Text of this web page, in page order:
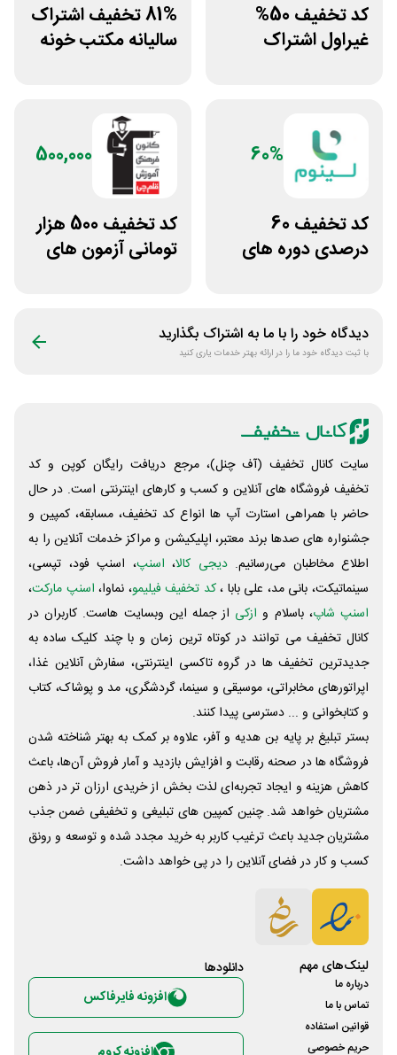
کد تخفیف 50%
غیراول اشتراک
81% تخفیف اشتراک
سالیانه مکتب خونه
60%
کد تخفیف 60
درصدی دوره های
500,000
کد تخفیف 500 هزار
تومانی آزمون های
دیدگاه خود را با ما به اشتراک بگذارید
با ثبت دیدگاه خود ما را در ارائه بهتر خدمات یاری کنید
سایت کانال تخفیف (آف چنل)، مرجع دریافت رایگان کوپن و کد
تخفیف فروشگاه های آنلاین و کسب و‌ کارهای اینترنتی است. در حال
حاضر با همراهی استارت آپ ها انواع کد تخفیف، مسابقه، کمپین و
جشنواره های صدها برند معتبر، اپلیکیشن و مراکز خدمات آنلاین را به
اطلاع مخاطبان می‌رسانیم. دیجی کالا، اسنپ، اسنپ فود، تپسی،
سینماتیکت، بانی مد، علی‌ بابا ،کد تخفیف فیلیمو، نماوا، اسنپ مارکت،
اسنپ شاپ، باسلام و ازکی از جمله این وبسایت ‌هاست. کاربران در
کانال تخفیف می توانند در کوتاه ترین زمان و با چند کلیک ساده به
جدیدترین تخفیف ها در گروه تاکسی اینترنتی، سفارش آنلاین غذا،
اپراتورهای مخابراتی، موسیقی و سینما، گردشگری، مد و پوشاک، کتاب
و کتابخوانی و ... دسترسی پیدا کنند.
بستر تبلیغ بر پایه بن هدیه و آفر، علاوه بر کمک به بهتر شناخته شدن
فروشگاه ها در صحنه رقابت و افزایش بازدید و آمار فروش آن‌ها، باعث
کاهش هزینه و ایجاد تجربه‌ای لذت بخش از خریدی ارزان تر در ذهن
مشتریان خواهد شد. چنین کمپین های تبلیغی و تخفیفی ضمن جذب
مشتریان جدید باعث ترغیب کاربر به خرید مجدد شده و توسعه و رونق
کسب و کار در فضای آنلاین را در پی خواهد داشت.
لینک‌های مهم
درباره ما
تماس با ما
قوانین استفاده
حریم خصوصی
دانلود‌ها
افزونه فایرفاکس